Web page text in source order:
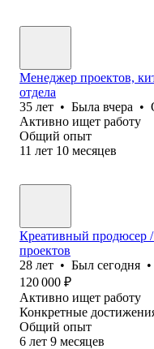
Менеджер проектов,
отдела
35 лет • Была вчера •
Активно ищет работу
Общий опыт
11 лет 10 месяцев
Креативный продюсер /
проектов
28 лет • Был сегодня •
120 000 ₽
Активно ищет работу
Конкретные
Общий опыт
6 лет 9 месяцев